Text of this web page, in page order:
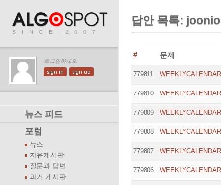
SINCE 2007
로그인하세요.
sign in sign up
뉴스 피드
포럼
뉴스
자유게시판
질문과 답변
과거 게시판
답안 목록:
# 문제
779811 WEEKLYCALENDAR
779810 WEEKLYCALENDAR
779809 WEEKLYCALENDAR
779808 WEEKLYCALENDAR
779807 WEEKLYCALENDAR
779806 WEEKLYCALENDAR